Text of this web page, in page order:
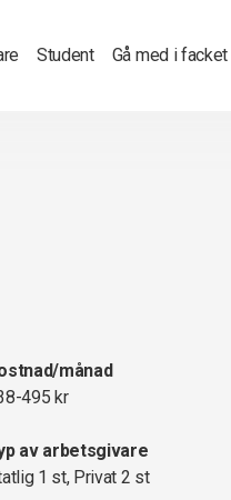
Student Gå med i facket
månad
495 kr
av arbetsgivare
1 st, Privat 2 st